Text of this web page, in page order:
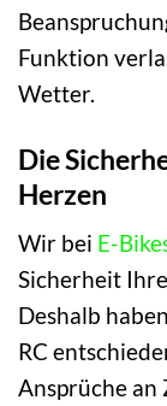
Funktion
Wetter.
Die
Herzen
Wir bei E-
Sicherheit
Deshalb
RC
Ansprüche